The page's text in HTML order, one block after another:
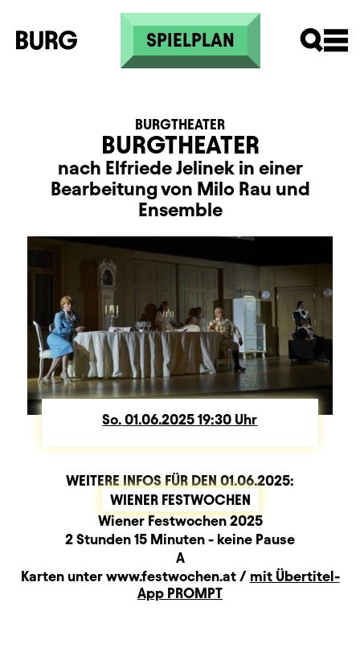
Direkt zum Inhalt
SPIELPLAN
BURGTHEATER
BURGTHEATER
nach Elfriede Jelinek in einer
Bearbeitung von Milo Rau und
Ensemble
So. Sonntag
01.06.202519:30 Uhr
WEITERE INFOS FÜR DEN01.06.2025:
WIENER FESTWOCHEN
BeschreibungInformation
ProduktionspartnerWiener Festwochen 2025
Dauer und Pausen
2 Stunden 15 Minuten - keine Pause
A
Zusatzinformation
Karten unter www.festwochen.at / mit Übertitel-
App PROMPT